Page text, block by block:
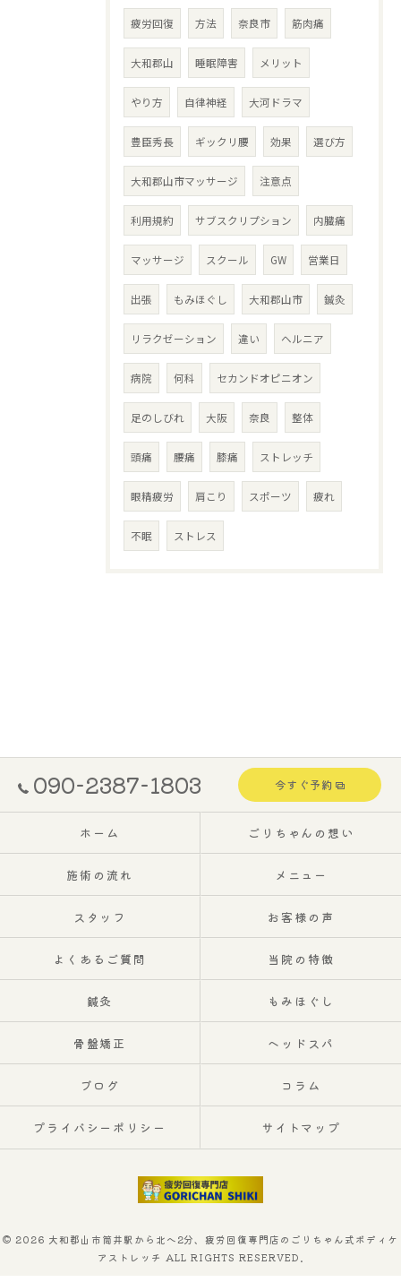
疲労回復 方法 奈良市 筋肉痛
大和郡山 睡眠障害 メリット
やり方 自律神経 大河ドラマ
豊臣秀長 ギックリ腰 効果 選び方
大和郡山市マッサージ 注意点
利用規約 サブスクリプション 内臓痛
マッサージ スクール GW 営業日
出張 もみほぐし 大和郡山市 鍼灸
リラクゼーション 違い ヘルニア
病院 何科 セカンドオピニオン
足のしびれ 大阪 奈良 整体
頭痛 腰痛 膝痛 ストレッチ
眼精疲労 肩こり スポーツ 疲れ
不眠 ストレス
090-2387-1803 今すぐ予約
ホーム ごりちゃんの想い
施術の流れ メニュー
スタッフ お客様の声
よくあるご質問 当院の特徴
鍼灸 もみほぐし
骨盤矯正 ヘッドスパ
ブログ コラム
プライバシーポリシー サイトマップ
© 2026 大和郡山市筒井駅から北へ2分、疲労回復専門店のごりちゃん式ボディケ
アストレッチ ALL RIGHTS RESERVED.